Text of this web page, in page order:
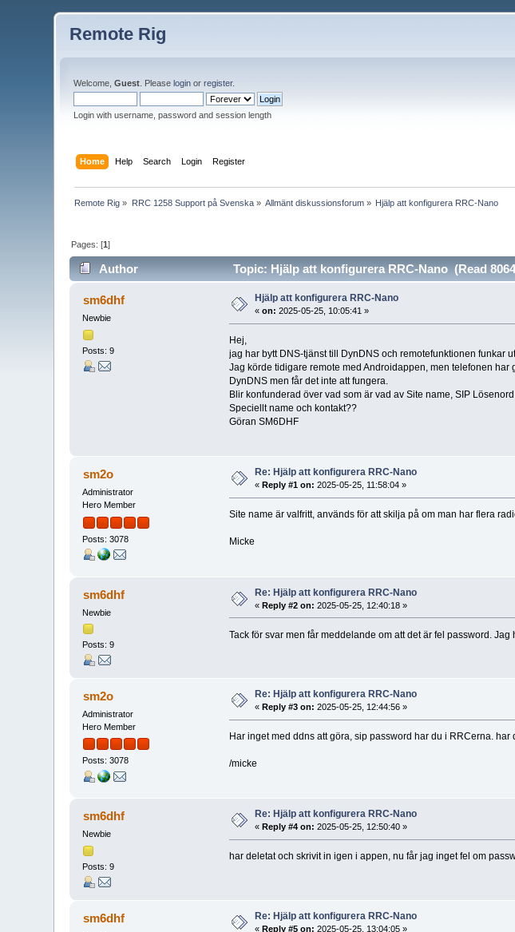
Remote Rig
Welcome,Guest . Pleaselogin orregister.
Login with username, password and session length
Home Help Search Login Register
Remote Rig » RRC 1258 Support på Svenska» Allmänt diskussionsforum » Hjälp att konfigurera RRC-Nano
Pages: [1]
Author Topic: Hjälp att konfigurera RRC-Nano (Read
sm6dhf
Newbie
Posts: 9
Hjälp att konfigurera RRC-Nano
«on: 2025-05-25, 10:05:41 »
Hej,
jag har bytt DNS-tjänst till DynDNS och remotefunktionen funkar
Jag körde tidigare remote med Androidappen, men telefonen
DynDNS men får det inte att fungera.
Blir konfunderad över vad som är vad av Site name, SIP
Speciellt name och kontakt??
Göran SM6DHF
sm2o
Administrator
Hero Member
Posts: 3078
Re: Hjälp att konfigurera RRC-Nano
« Reply #1 on: 2025-05-25, 11:58:04 »
Site name är valfritt, används för att skilja på om man har flera
Micke
sm6dhf
Newbie
Posts: 9
Re: Hjälp att konfigurera RRC-Nano
«Reply #2 on: 2025-05-25, 12:40:18 »
Tack för svar men får meddelande om att det är fel password.
sm2o
Administrator
Hero Member
Posts: 3078
Re: Hjälp att konfigurera RRC-Nano
«Reply #3 on: 2025-05-25, 12:44:56 »
Har inget med ddns att göra, sip password har du i RRCerna.
/micke
sm6dhf
Newbie
Posts: 9
Re: Hjälp att konfigurera RRC-Nano
« Reply #4 on: 2025-05-25, 12:50:40 »
har deletat och skrivit in igen i appen, nu får jag inget fel om
sm6dhf Re: Hjälp att konfigurera RRC-Nano
«Reply #5 on: 2025-05-25, 13:04:05 »